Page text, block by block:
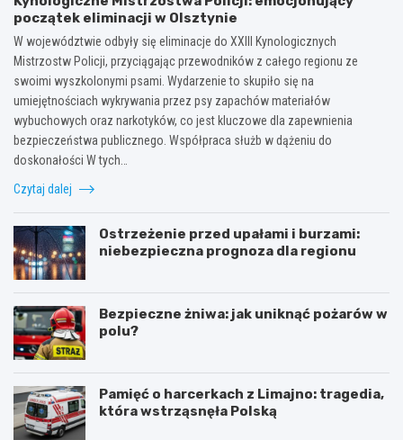
początek eliminacji w Olsztynie
W województwie odbyły się eliminacje do XXIII Kynologicznych
Mistrzostw Policji, przyciągając przewodników z całego regionu ze
swoimi wyszkolonymi psami. Wydarzenie to skupiło się na
umiejętnościach wykrywania przez psy zapachów materiałów
wybuchowych oraz narkotyków, co jest kluczowe dla zapewnienia
bezpieczeństwa publicznego. Współpraca służb w dążeniu do
doskonałości W tych…
Czytaj dalej
Ostrzeżenie przed upałami i burzami:
niebezpieczna prognoza dla regionu
Bezpieczne żniwa: jak uniknąć pożarów w
polu?
Pamięć o harcerkach z Limajno: tragedia,
która wstrząsnęła Polską